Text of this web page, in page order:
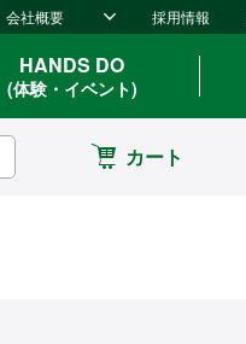
会社概要 採用情報
HANDS DO
(体験・イベント)
カート